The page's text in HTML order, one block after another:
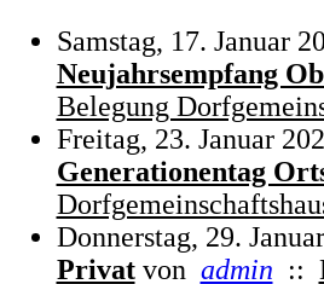
Samstag, 17. Januar
Neujahrsempfang
Belegung
Freitag, 23. Januar
Generationentag
Donnerstag, 29.
Privatvon admin ::